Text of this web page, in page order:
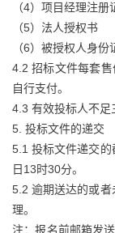
（4）项目经理注
（5）法人授权书
（6）被授权人身份
4.2 招标文件每套
自行支付。
4.3 有效投标人不足
5. 投标文件的递交
5.1 投标文件递交
日13时30分。
5.2 逾期送达的或
理。
注：报名前邮箱发